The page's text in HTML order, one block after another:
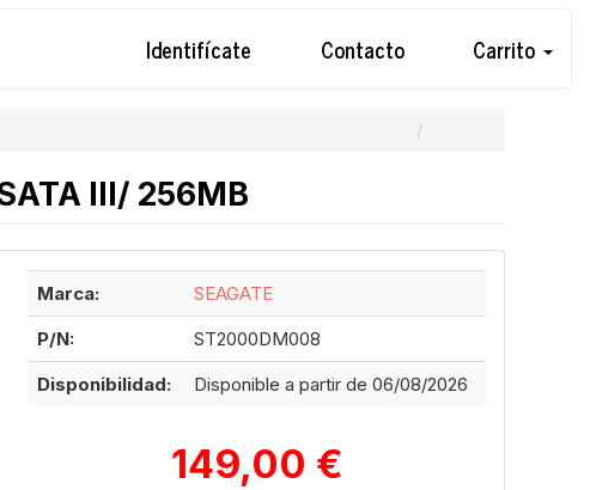
Identifícate Contacto Carrito
III/ 256MB
Marca:
SEAGATE
P/N:
ST2000DM008
Disponibilidad:
Disponible a partir de 06/08/2026
149,00 €